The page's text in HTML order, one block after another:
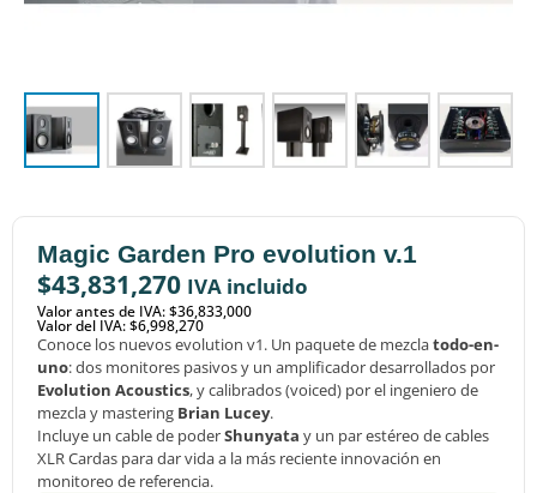
Magic Garden Pro evolution v.1
$43,831,270 IVA incluido
Valor antes de IVA: $36,833,000
Valor del IVA: $6,998,270
Conoce los nuevos evolution v1. Un paquete de mezclatodo-en-
uno: dos monitores pasivos y un amplificador desarrollados por
Evolution Acoustics, y calibrados (voiced) por el ingeniero de
mezcla y mastering Brian Lucey.
Incluye un cable de poderShunyata y un par estéreo de cables
XLR Cardas para dar vida a la más reciente innovación en
monitoreo de referencia.